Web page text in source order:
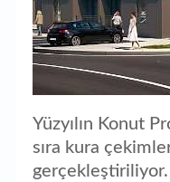
Yüzyılın Konut
sıra kura
gerçekleştiriliyor.